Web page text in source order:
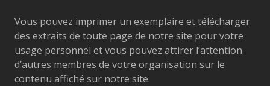
Vous pouvez imprimer un exemplaire et télécharger
des extraits de toute page de notre site pour votre
usage personnel et vous pouvez attirer l’attention
d’autres membres de votre organisation sur le
contenu affiché sur notre site.